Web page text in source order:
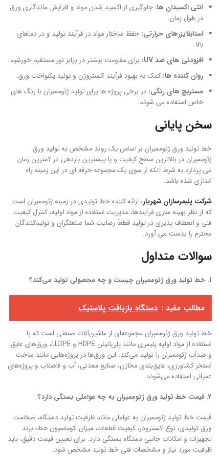
آنتی اکسیدان ها: جلوگیری از اکسید شدن مواد و افزایش ماندگاری ورق
در طول زمان.
استابلایزرهای حرارتی: حفظ ساختار مواد در فرآیند تولید و در دماهای
بالا.
افزودنی های ضد UV:
برای مقاومت بیشتر در برابر نور مستقیم خورشید.
روان کننده ها: کمک به بهبود فرآیند اکستروژن و تولید یکنواخت ورق.
مستربچ های رنگی: در برخی پروژه ها برای تولید ژئوممبران با رنگ های
خاص استفاده می شوند.
سخن پایانی
خط تولید ورق ژئوممبران بر اساس یک روند مشخص به تولید ورق
ژئوممبران در بالاترین سطح کیفیت و با بیشترین بازدهی در کمترین زمان
می پردازد به شرط آنکه از سوی یک مجموعه حرفه ای در این زمینه راه
اندازی شده باشد.
شرکت پلیمرسازان شهریار، ارائه کننده خط تولیدی در زمینه ژئوممبران است
که از نظر بهینه سازی فرآیندها، مدیریت استفاده از مواد اولیه، کنترل کیفیت
فنی و انعطاف پذیری در تولید قطعاً رضایت شما صنعتگران و تولیدکنندگان
محترم را بدست می آورد.
سوالات متداول
1. خط تولید ورق ژئوممبران چیست و چه محصولی تولید می‌کند؟
مطالب مفید : دستگاه بازیافت پلاستیک
خط تولید ورق ژئوممبران مجموعه‌ای از ماشین‌آلات صنعتی است که با
استفاده از مواد اولیه پلیمری مانند پلی‌اتیلن HDPE و LLDPE، ورق‌های عایق
و ضدآب ژئوممبران را تولید می‌کند. این ورق‌ها در پروژه‌هایی مانند ساخت
استخر کشاورزی، عایق‌بندی مخازن، صنایع معدنی، آب و فاضلاب و پروژه‌های
عمرانی استفاده می‌شوند.
2. قیمت خط تولید ورق ژئوممبران به چه عواملی بستگی دارد؟
قیمت خط تولید ژئوممبران به عواملی مانند ظرفیت تولید دستگاه، ضخامت
ورق تولیدی، نوع اکسترودر، کیفیت قطعات، میزان اتوماسیون خط، برند
تجهیزات و امکانات جانبی دستگاه بستگی دارد. برای تعیین قیمت دقیق، باید
ظرفیت مورد نیاز و مشخصات فنی خط تولید مشخص شود.